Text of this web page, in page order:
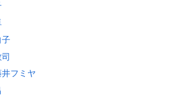
子
井フミヤ